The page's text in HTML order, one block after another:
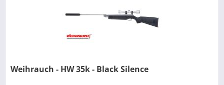
Weihrauch - HW 35k - Black Silence